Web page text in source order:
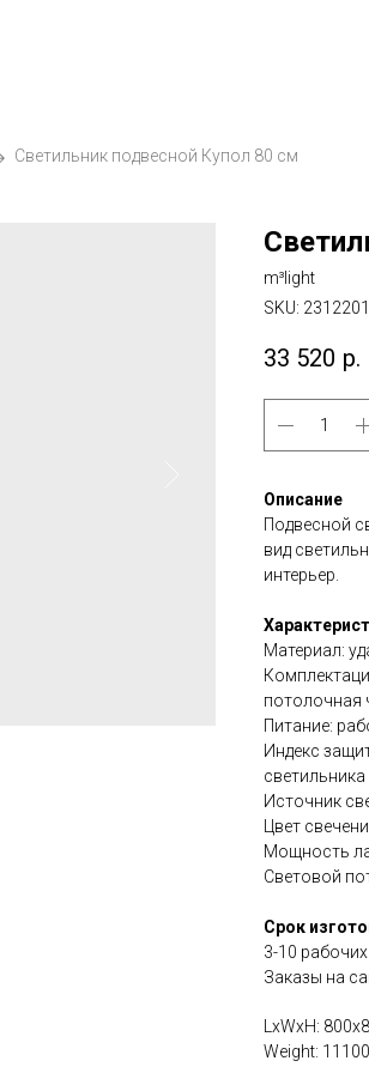
Светильник подвесной Купол 80 см
m³light
SKU:
33 520 р.
Описание
Подвесной
вид
интерьер.
Материал:
потолочная
Питание:
Индекс
Источник
Цвет
Мощность
Световой
Срок
3-10
Заказы на
LxWxH:
Weight: